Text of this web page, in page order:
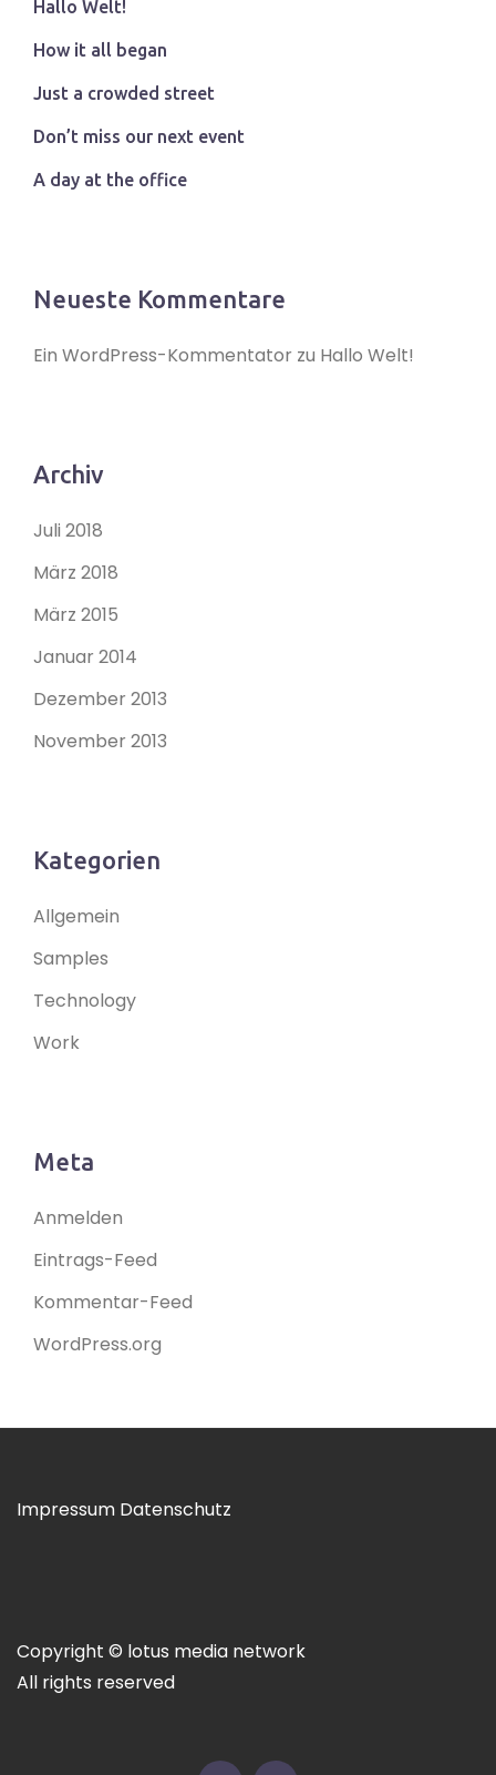
Hallo Welt!
How it all began
Just a crowded street
Don’t miss our next event
A day at the office
Neueste Kommentare
Ein WordPress-Kommentator zu Hallo Welt!
Archiv
Juli 2018
März 2018
März 2015
Januar 2014
Dezember 2013
November 2013
Kategorien
Allgemein
Samples
Technology
Work
Meta
Anmelden
Eintrags-Feed
Kommentar-Feed
WordPress.org
Impressum Datenschutz
Copyright © lotus media network
All rights reserved